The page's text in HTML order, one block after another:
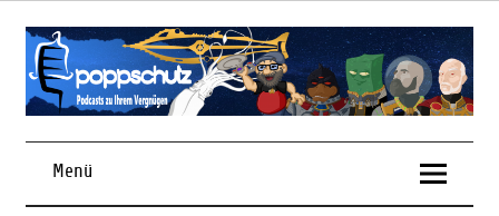
Skip
contentPodcasts zu Ihrem Vergnügen
Menü